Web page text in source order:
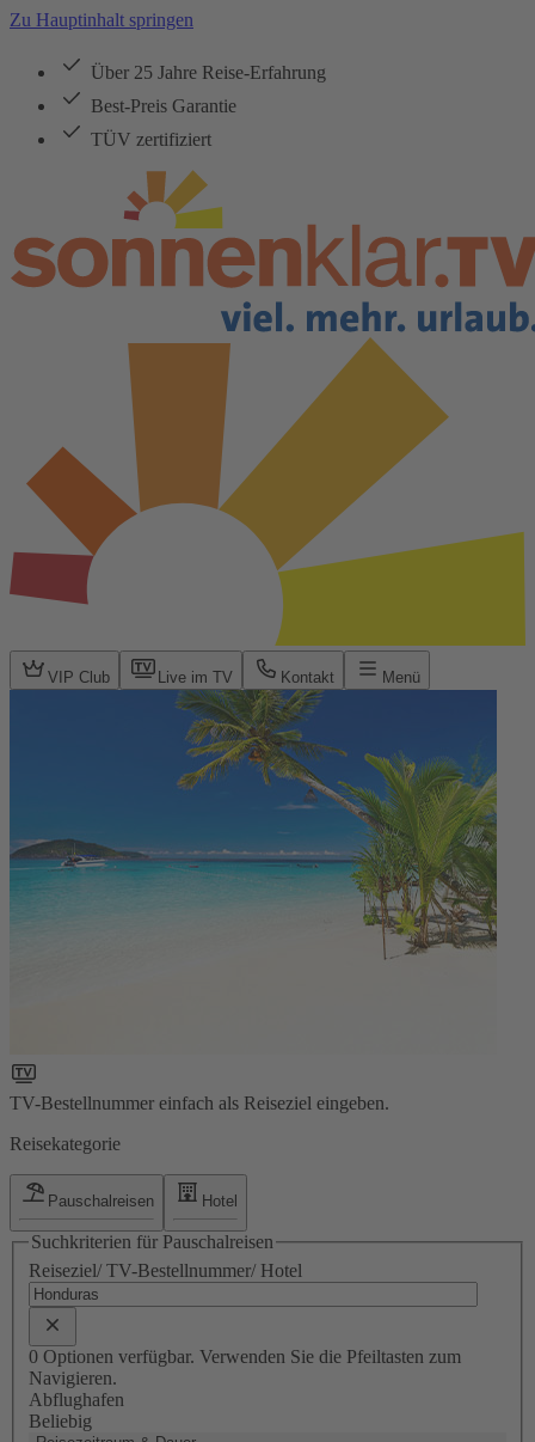
Zu Hauptinhalt springen
Über 25 Jahre Reise-Erfahrung
Best-Preis Garantie
TÜV zertifiziert
VIP Club Live im TV Kontakt Menü
TV-Bestellnummer einfach als Reiseziel eingeben.
Reisekategorie
Pauschalreisen Hotel
Suchkriterien für Pauschalreisen
Reiseziel/ TV-Bestellnummer/ Hotel
0 Optionen verfügbar. Verwenden Sie die Pfeiltasten zum
Navigieren.
Abflughafen
Beliebig